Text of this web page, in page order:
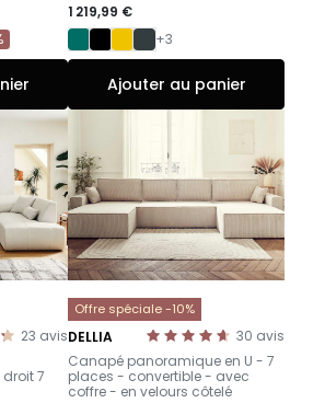
1 219,99 €
+3
Ajouter au panier
23 avis
7
Offre spéciale -10%
30 avis
DELLIA
-
Canapé panoramique en U - 7
places - convertible - avec
coffre - en velours côtelé